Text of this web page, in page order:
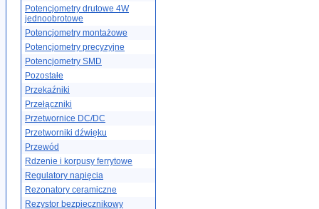
Potencjometry drutowe 4W
jednoobrotowe
Potencjometry montażowe
Potencjometry precyzyjne
Potencjometry SMD
Pozostałe
Przekaźniki
Przełączniki
Przetwornice DC/DC
Przetworniki dźwięku
Przewód
Rdzenie i korpusy ferrytowe
Regulatory napięcia
Rezonatory ceramiczne
Rezystor bezpiecznikowy